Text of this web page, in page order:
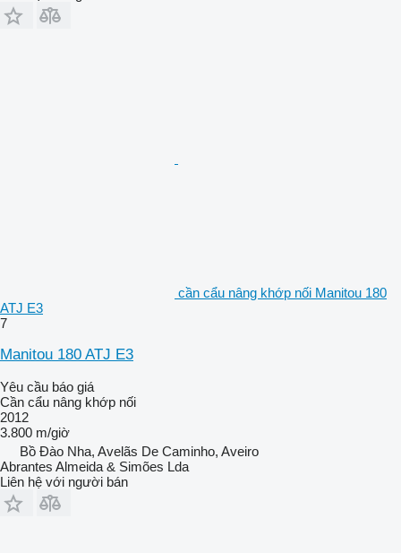
cần cẩu nâng khớp nối Manitou 180
ATJ E3
7
Manitou 180 ATJ E3
Yêu cầu báo giá
Cần cẩu nâng khớp nối
2012
3.800 m/giờ
Bồ Đào Nha, Avelãs De Caminho, Aveiro
Abrantes Almeida & Simões Lda
Liên hệ với người bán